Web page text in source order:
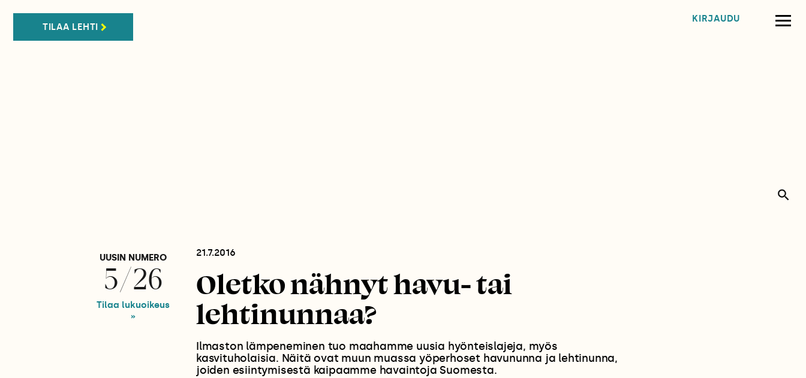
TILAA LEHTI
KIRJAUDU
UUSIN NUMERO
5/26
Tilaa lukuoikeus
»
21.7.2016
Oletko nähnyt havu- tai
lehtinunnaa?
Ilmaston lämpeneminen tuo maahamme uusia hyönteislajeja, myös
kasvituholaisia. Näitä ovat muun muassa yöperhoset havununna ja lehtinunna,
joiden esiintymisestä kaipaamme havaintoja Suomesta.